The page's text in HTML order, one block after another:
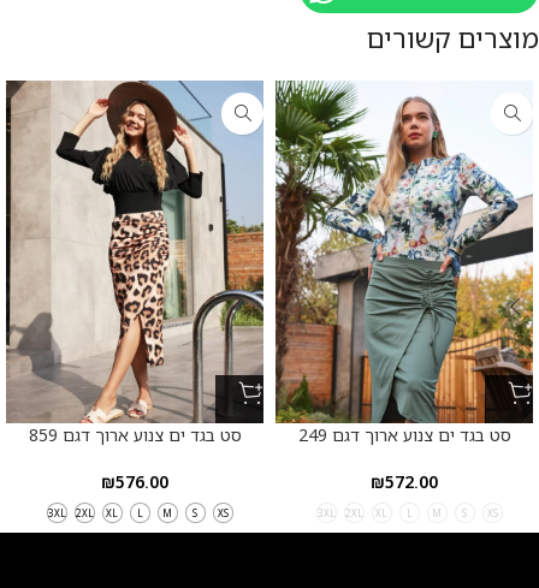
מוצרים קשורים
סט בגד ים צנוע ארוך דגם 249
₪572.00
XS
S
M
L
XL
2XL
3XL
סט בגד ים צנוע ארוך דגם 859
₪576.00
XS
S
M
L
XL
2XL
3XL